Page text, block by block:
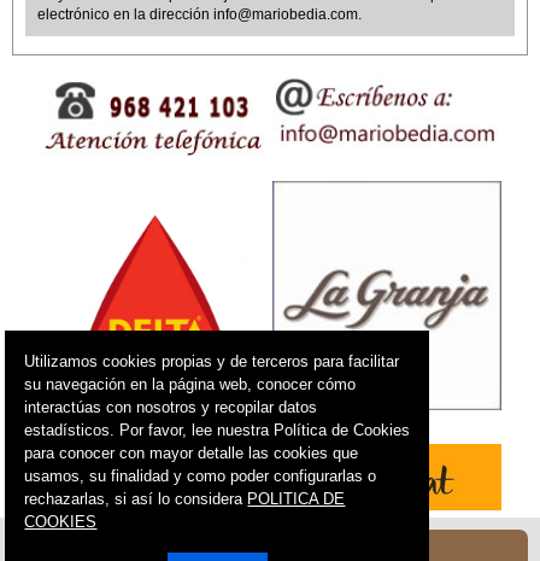
electrónico en la dirección info@mariobedia.com
Utilizamos cookies propias y de terceros para facilitar
su navegación en la página web, conocer cómo
interactúas con nosotros y recopilar datos
estadísticos. Por favor, lee nuestra Política de Cookies
para conocer con mayor detalle las cookies que
usamos, su finalidad y como poder configurarlas o
rechazarlas, si así lo considera POLITICA DE
COOKIES